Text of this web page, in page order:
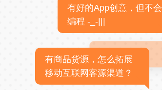
有好的App创意，但不会
编程 -_-|||
有商品货源，怎么拓展
移动互联网客源渠道？